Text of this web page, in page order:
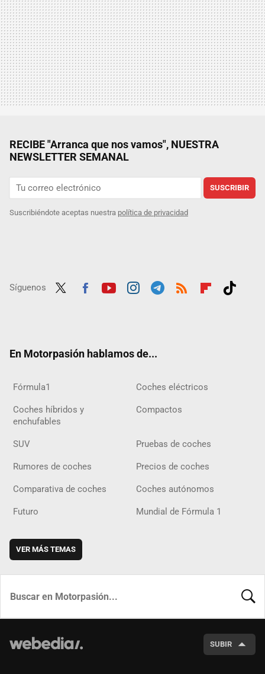
RECIBE "Arranca que nos vamos", NUESTRA
NEWSLETTER SEMANAL
SUSCRIBIR
Suscribiéndote aceptas nuestra política de privacidad
Síguenos
En Motorpasión hablamos de...
Fórmula1 Coches eléctricos
Coches híbridos y
enchufables
Compactos
SUV Pruebas de coches
Rumores de coches Precios de coches
Comparativa de coches Coches autónomos
Futuro Mundial de Fórmula 1
VER MÁS TEMAS
SUBIR